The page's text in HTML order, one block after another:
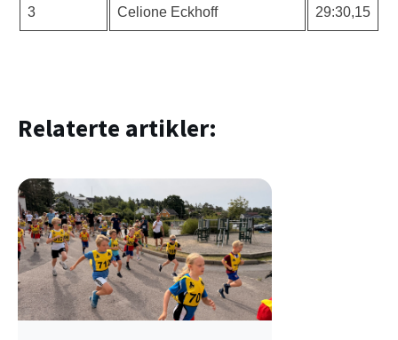
3 Celione Eckhoff 29:30,15
Relaterte artikler: